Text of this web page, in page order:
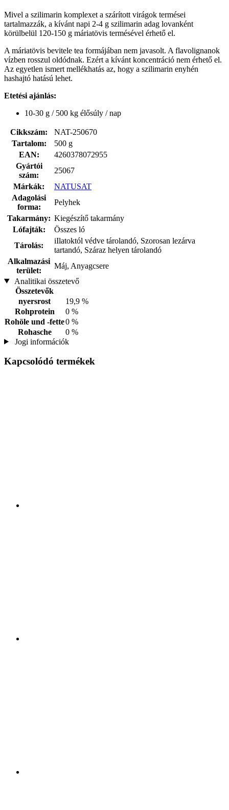
Mivel a szilimarin komplexet a szárított virágok termései
tartalmazzák, a kívánt napi 2-4 g szilimarin adag lovanként
körülbelül 120-150 g máriatövis termésével érhető el.
A máriatövis bevitele tea formájában nem javasolt. A flavolignanok
vízben rosszul oldódnak. Ezért a kívánt koncentráció nem érhető el.
Az egyetlen ismert mellékhatás az, hogy a szilimarin enyhén
hashajtó hatású lehet.
Etetési ajánlás:
10-30 g / 500 kg élősúly / nap
Cikkszám:
NAT-250670
Tartalom:
500 g
EAN:
4260378072955
Gyártói
szám:
25067
Márkák:
NATUSAT
Adagolási
forma:
Pelyhek
Takarmány: Kiegészítő takarmány
Lófajták:
Összes ló
Tárolás:
iIlatoktól védve tárolandó, Szorosan lezárva
tartandó, Száraz helyen tárolandó
Alkalmazási
terület:
Máj, Anyagcsere
Analitikai összetevő
Összetevők
nyersrost
19,9 %
Rohprotein
0 %
Rohöle und -fette0 %
Rohasche
0 %
Jogi információk
Kapcsolódó termékek